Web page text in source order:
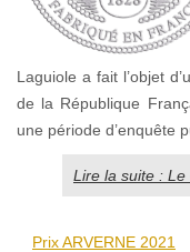
Laguiole a fait l’objet
de la République
une période d’enquête
Lire la suite :
Prix ARVERNE 2021